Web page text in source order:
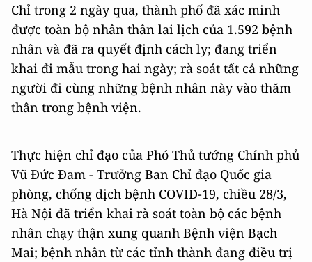
Chỉ trong 2 ngày qua, thành phố đã xác minh
được toàn bộ nhân thân lai lịch của 1.592 bệnh
nhân và đã ra quyết định cách ly; đang triển
khai đi mẫu trong hai ngày; rà soát tất cả những
người đi cùng những bệnh nhân này vào thăm
thân trong bệnh viện.
Thực hiện chỉ đạo của Phó Thủ tướng Chính phủ
Vũ Đức Đam - Trưởng Ban Chỉ đạo Quốc gia
phòng, chống dịch bệnh COVID-19, chiều 28/3,
Hà Nội đã triển khai rà soát toàn bộ các bệnh
nhân chạy thận xung quanh Bệnh viện Bạch
Mai; bệnh nhân từ các tỉnh thành đang điều trị